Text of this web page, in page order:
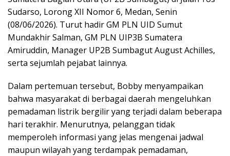
Sudarso, Lorong XII Nomor 6, Medan, Senin
(08/06/2026). Turut hadir GM PLN UID Sumut
Mundakhir Salman, GM PLN UIP3B Sumatera
Amiruddin, Manager UP2B Sumbagut August Achilles,
serta sejumlah pejabat lainnya.
Dalam pertemuan tersebut, Bobby menyampaikan
bahwa masyarakat di berbagai daerah mengeluhkan
pemadaman listrik bergilir yang terjadi dalam beberapa
hari terakhir. Menurutnya, pelanggan tidak
memperoleh informasi yang jelas mengenai jadwal
maupun wilayah yang terdampak pemadaman,